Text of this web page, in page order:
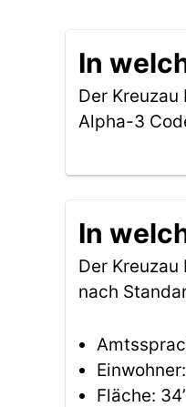
In
Der
Alpha-3
In
Der
nach
Fläche: